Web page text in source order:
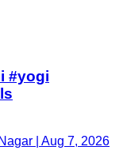
#yogi
| Aug 7, 2026